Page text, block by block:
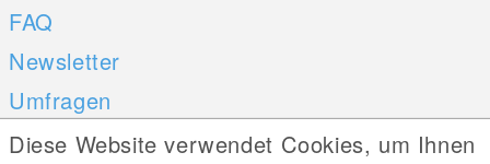
FAQ
Newsletter
Umfragen
Diese Website verwendet Cookies, um Ihnen